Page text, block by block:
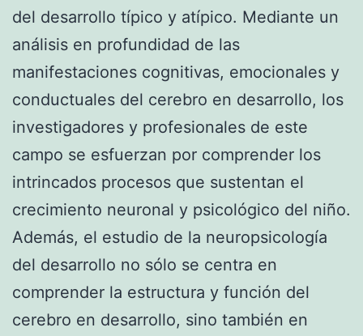
del desarrollo típico y atípico. Mediante un
análisis en profundidad de las
manifestaciones cognitivas, emocionales y
conductuales del cerebro en desarrollo, los
investigadores y profesionales de este
campo se esfuerzan por comprender los
intrincados procesos que sustentan el
crecimiento neuronal y psicológico del niño.
Además, el estudio de la neuropsicología
del desarrollo no sólo se centra en
comprender la estructura y función del
cerebro en desarrollo, sino también en